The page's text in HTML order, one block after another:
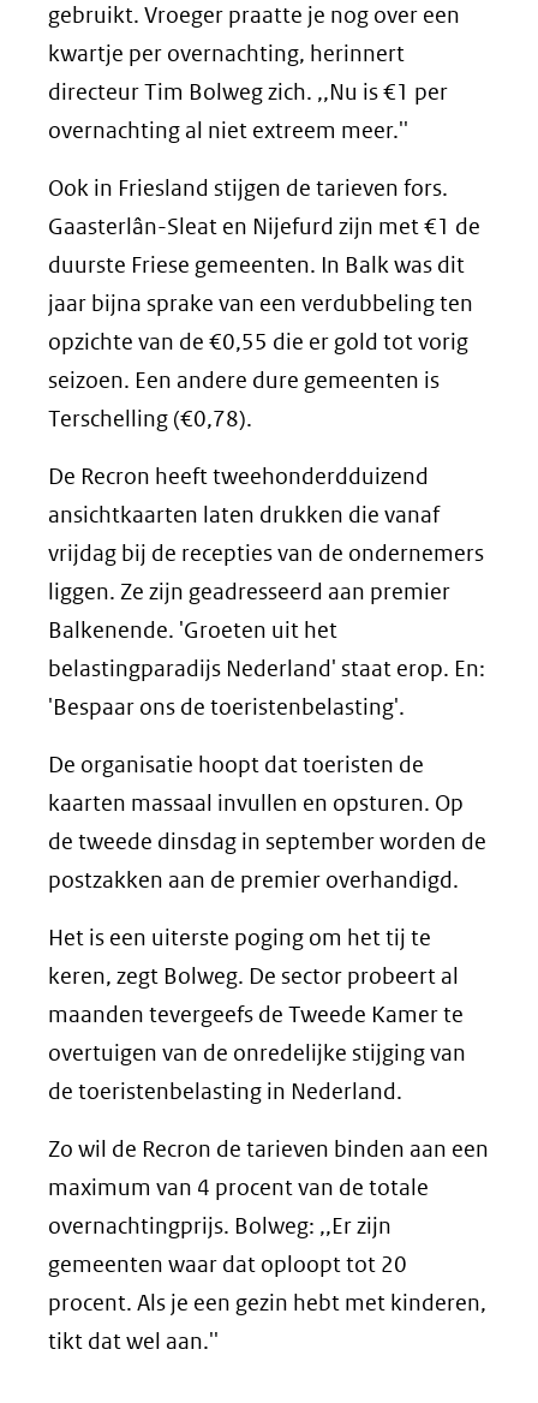
gebruikt. Vroeger praatte je nog over een
kwartje per overnachting, herinnert
directeur Tim Bolweg zich. ,,Nu is €1 per
overnachting al niet extreem meer.''
Ook in Friesland stijgen de tarieven fors.
Gaasterlân-Sleat en Nijefurd zijn met €1 de
duurste Friese gemeenten. In Balk was dit
jaar bijna sprake van een verdubbeling ten
opzichte van de €0,55 die er gold tot vorig
seizoen. Een andere dure gemeenten is
Terschelling (€0,78).
De Recron heeft tweehonderdduizend
ansichtkaarten laten drukken die vanaf
vrijdag bij de recepties van de ondernemers
liggen. Ze zijn geadresseerd aan premier
Balkenende. 'Groeten uit het
belastingparadijs Nederland' staat erop. En:
'Bespaar ons de toeristenbelasting'.
De organisatie hoopt dat toeristen de
kaarten massaal invullen en opsturen. Op
de tweede dinsdag in september worden de
postzakken aan de premier overhandigd.
Het is een uiterste poging om het tij te
keren, zegt Bolweg. De sector probeert al
maanden tevergeefs de Tweede Kamer te
overtuigen van de onredelijke stijging van
de toeristenbelasting in Nederland.
Zo wil de Recron de tarieven binden aan een
maximum van 4 procent van de totale
overnachtingprijs. Bolweg: ,,Er zijn
gemeenten waar dat oploopt tot 20
procent. Als je een gezin hebt met kinderen,
tikt dat wel aan.''